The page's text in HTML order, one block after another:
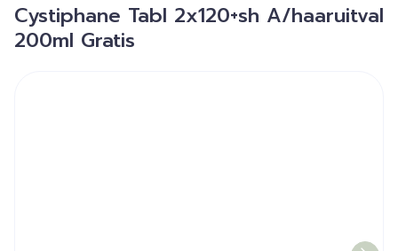
Cystiphane Tabl 2x120+sh A/haaruitval
200ml Gratis